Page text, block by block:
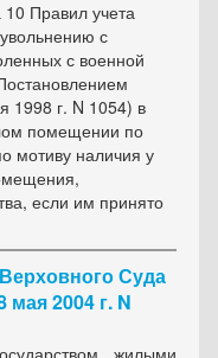
10 Правил учета
с
с военной
1998 г. N 1054) в
помещении по
мотиву наличия у
если им принято
Суда
2004 г. N